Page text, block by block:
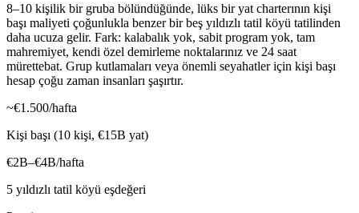
8–10 kişilik bir gruba bölündüğünde, lüks bir yat charterının kişi
başı maliyeti çoğunlukla benzer bir beş yıldızlı tatil köyü tatilinden
daha ucuza gelir. Fark: kalabalık yok, sabit program yok, tam
mahremiyet, kendi özel demirleme noktalarınız ve 24 saat
mürettebat. Grup kutlamaları veya önemli seyahatler için kişi başı
hesap çoğu zaman insanları şaşırtır.
~€1.500/hafta
Kişi başı (10 kişi, €15B yat)
€2B–€4B/hafta
5 yıldızlı tatil köyü eşdeğeri